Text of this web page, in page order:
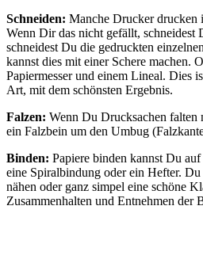
Schneiden: Manche Drucker drucken
Wenn Dir das nicht gefällt, schneidest
schneidest Du die gedruckten
kannst dies mit einer Schere machen.
Papiermesser und einem Lineal. Dies
Art, mit dem schönsten Ergebnis.
Falzen: Wenn Du Drucksachen falten
ein Falzbein um den Umbug
Binden: Papiere binden kannst Du
eine Spiralbindung oder ein Hefter.
nähen oder ganz simpel eine schöne
Zusammenhalten und Entnehmen der